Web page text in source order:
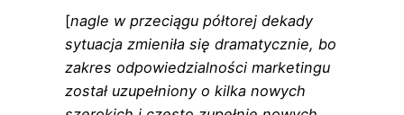
[nagle w przeciągu półtorej dekady
sytuacja zmieniła się dramatycznie, bo
zakres odpowiedzialności marketingu
został uzupełniony o kilka nowych